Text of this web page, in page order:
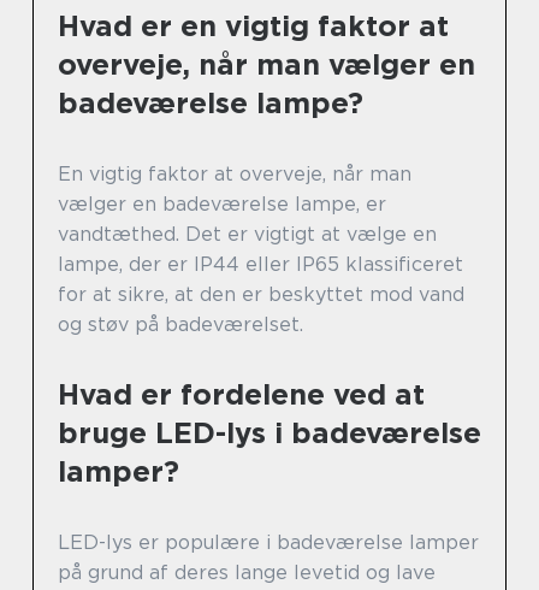
Hvad er en vigtig faktor at
overveje, når man vælger en
badeværelse lampe?
En vigtig faktor at overveje, når man
vælger en badeværelse lampe, er
vandtæthed. Det er vigtigt at vælge en
lampe, der er IP44 eller IP65 klassificeret
for at sikre, at den er beskyttet mod vand
og støv på badeværelset.
Hvad er fordelene ved at
bruge LED-lys i badeværelse
lamper?
LED-lys er populære i badeværelse lamper
på grund af deres lange levetid og lave